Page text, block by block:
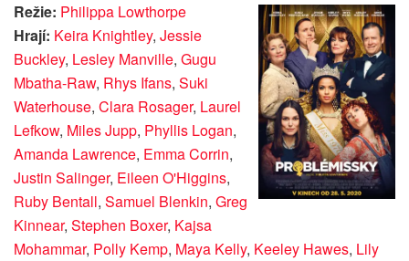
Režie: Philippa Lowthorpe
Hrají: Keira Knightley, Jessie
Buckley, Lesley Manville, Gugu
Mbatha-Raw, Rhys Ifans, Suki
Waterhouse, Clara Rosager, Laurel
Lefkow, Miles Jupp, Phyllis Logan,
Amanda Lawrence, Emma Corrin,
Justin Salinger, Eileen O'Higgins,
Ruby Bentall, Samuel Blenkin, Greg
Kinnear, Stephen Boxer, Kajsa
Mohammar, Polly Kemp, Maya Kelly, Keeley Hawes, Lily